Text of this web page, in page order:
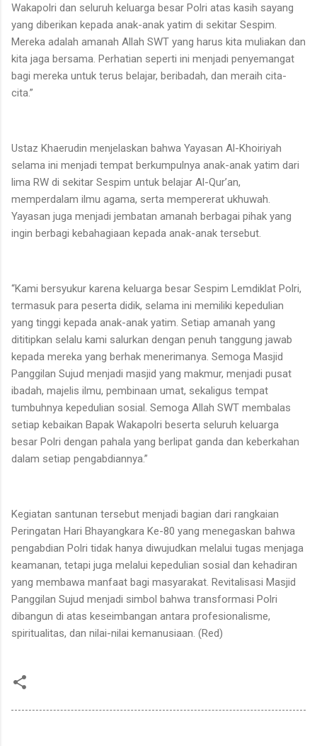
Wakapolri dan seluruh keluarga besar Polri atas kasih sayang
yang diberikan kepada anak-anak yatim di sekitar Sespim.
Mereka adalah amanah Allah SWT yang harus kita muliakan dan
kita jaga bersama. Perhatian seperti ini menjadi penyemangat
bagi mereka untuk terus belajar, beribadah, dan meraih cita-
cita.”
Ustaz Khaerudin menjelaskan bahwa Yayasan Al-Khoiriyah
selama ini menjadi tempat berkumpulnya anak-anak yatim dari
lima RW di sekitar Sespim untuk belajar Al-Qur’an,
memperdalam ilmu agama, serta mempererat ukhuwah.
Yayasan juga menjadi jembatan amanah berbagai pihak yang
ingin berbagi kebahagiaan kepada anak-anak tersebut.
“Kami bersyukur karena keluarga besar Sespim Lemdiklat Polri,
termasuk para peserta didik, selama ini memiliki kepedulian
yang tinggi kepada anak-anak yatim. Setiap amanah yang
dititipkan selalu kami salurkan dengan penuh tanggung jawab
kepada mereka yang berhak menerimanya. Semoga Masjid
Panggilan Sujud menjadi masjid yang makmur, menjadi pusat
ibadah, majelis ilmu, pembinaan umat, sekaligus tempat
tumbuhnya kepedulian sosial. Semoga Allah SWT membalas
setiap kebaikan Bapak Wakapolri beserta seluruh keluarga
besar Polri dengan pahala yang berlipat ganda dan keberkahan
dalam setiap pengabdiannya.”
Kegiatan santunan tersebut menjadi bagian dari rangkaian
Peringatan Hari Bhayangkara Ke-80 yang menegaskan bahwa
pengabdian Polri tidak hanya diwujudkan melalui tugas menjaga
keamanan, tetapi juga melalui kepedulian sosial dan kehadiran
yang membawa manfaat bagi masyarakat. Revitalisasi Masjid
Panggilan Sujud menjadi simbol bahwa transformasi Polri
dibangun di atas keseimbangan antara profesionalisme,
spiritualitas, dan nilai-nilai kemanusiaan. (Red)